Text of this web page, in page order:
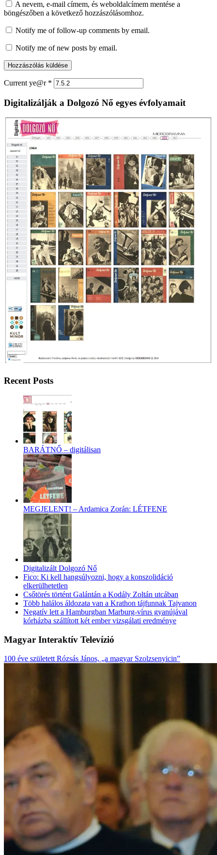
A nevem, e-mail címem, és weboldalcímem mentése a
böngészőben a következő hozzászólásomhoz.
Notify me of follow-up comments by email.
Notify me of new posts by email.
Current ye@r *
Digitalizálják a Dolgozó Nő egyes évfolyamait
Recent Posts
BARÁTNŐ – digitálisan
MEGJELENT! – Ardamica Zorán: LÉTFENE
Digitalizált Dolgozó Nő
Fico: Ki kell hangsúlyozni, hogy a konszolidáció
elkerülhetetlen
Csőtörés történt Galántán a Kodály Zoltán utcában
Több halálos áldozata van a Krathon tájfunnak Tajvanon
Negatív lett a Hamburgban Marburg-vírus gyanújával
kórházba szállított két ember vizsgálati eredménye
Magyar Interaktív Televízió
100 éve született Rózsás János, „a magyar Szolzsenyicin”